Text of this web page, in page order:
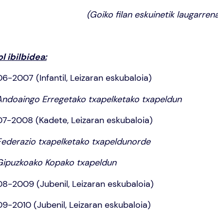
(Goiko filan eskuinetik
ibilbidea:
2007 (Infantil, Leizaran eskubaloia)
Erregetako txapelketako txapeldun
2008 (Kadete, Leizaran eskubaloia)
txapelketako txapeldunorde
Kopako txapeldun
2009 (Jubenil, Leizaran eskubaloia)
2010 (Jubenil, Leizaran eskubaloia)